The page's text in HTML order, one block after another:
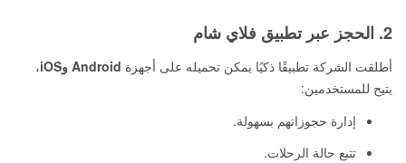
2. الحجز عبر تطبيق فلاي شام
أطلقت الشركة تطبيقًا ذكيًا يمكن تحميله على أجهزة Android وiOS
،
يتيح للمستخدمين:
إدارة حجوزاتهم بسهولة.
تتبع حالة الرحلات.